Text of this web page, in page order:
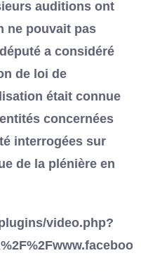
auditions ont
ne pouvait pas
a considéré
de loi de
était connue
concernées
interrogées sur
de la plénière en
video.php?